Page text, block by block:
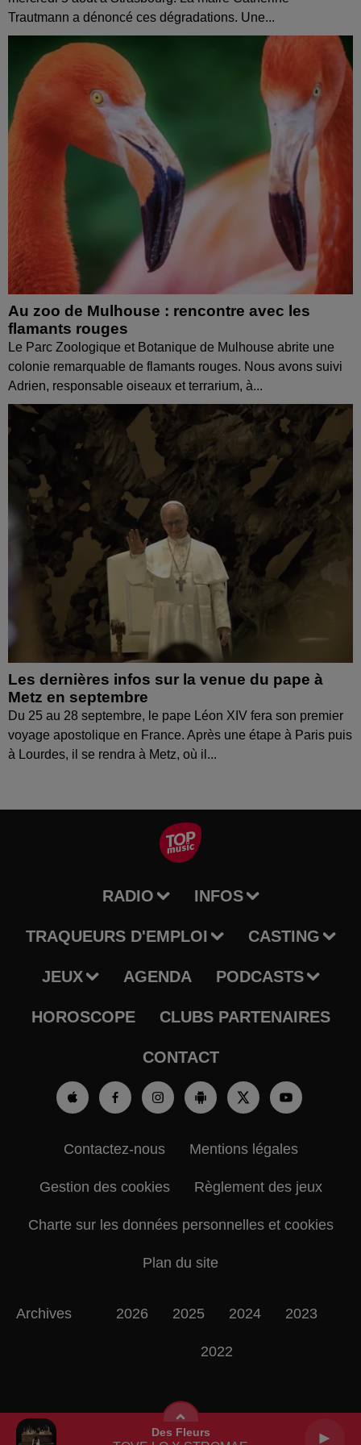
Des Fleurs
Trautmann a dénoncé ces dégradations. Une...
Au zoo de Mulhouse : rencontre avec les
flamants rouges
Le Parc Zoologique et Botanique de Mulhouse abrite une
colonie remarquable de flamants rouges. Nous avons suivi
Adrien, responsable oiseaux et terrarium, à...
Les dernières infos sur la venue du pape à
Metz en septembre
Du 25 au 28 septembre, le pape Léon XIV fera son premier
voyage apostolique en France. Après une étape à Paris puis
à Lourdes, il se rendra à Metz, où il...
RADIO INFOS
TRAQUEURS D'EMPLOI CASTING
JEUX AGENDA PODCASTS
HOROSCOPE CLUBS PARTENAIRES
CONTACT
Contactez-nous Mentions légales
Gestion des cookies Règlement des jeux
Charte sur les données personnelles et cookies
Plan du site
Archives 2026 2025 2024 2023
2022